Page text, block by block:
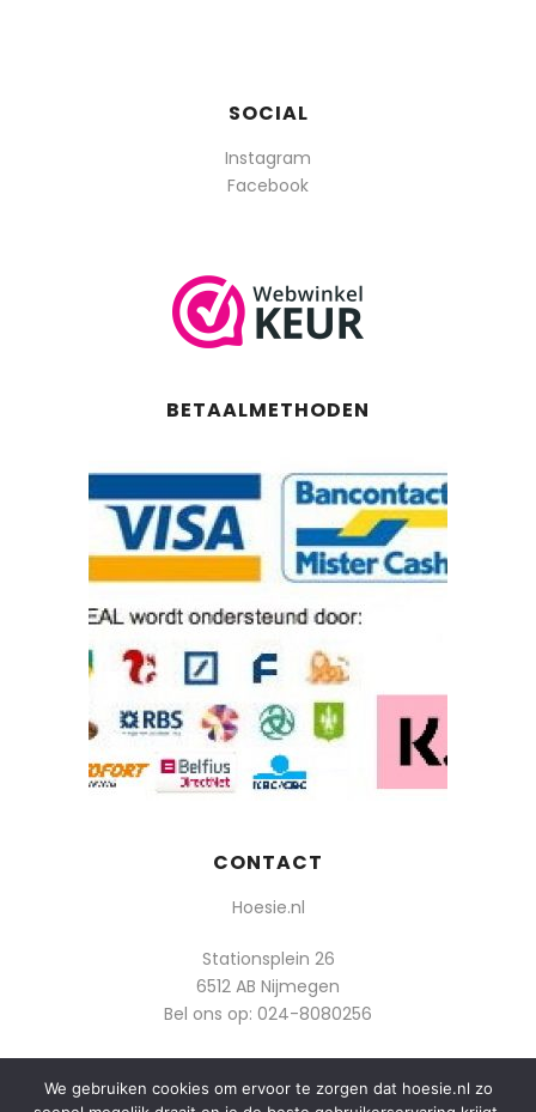
SOCIAL
Instagram
Facebook
BETAALMETHODEN
CONTACT
Hoesie.nl
Stationsplein 26
6512 AB Nijmegen
Bel ons op: 024-8080256
Of mail: info@hoesie.nl
We gebruiken cookies om ervoor te zorgen dat hoesie.nl zo